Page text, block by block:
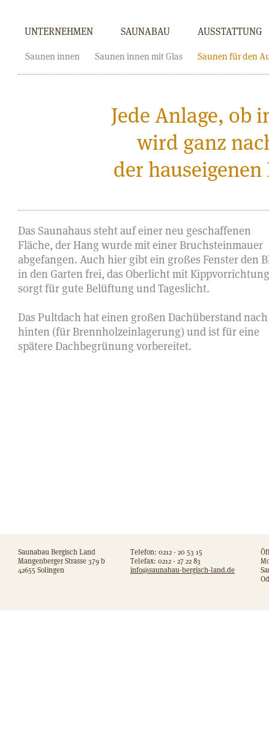
UNTERNEHMEN SAUNABAU AUSSTATTUNG
Saunen innen Saunen innen mit Glas Saunen für den
Jede Anlage, ob
wird ganz
der
Das Saunahaus steht auf einer neu geschaffenen
Fläche, der Hang wurde mit einer Bruchsteinmauer
abgefangen. Auch hier gibt ein großes Fenster den
in den Garten frei, das Oberlicht mit Kippvorrichtung
sorgt für gute Belüftung und Tageslicht.
Das Pultdach hat einen großen Dachüberstand nach
hinten (für Brennholzeinlagerung) und ist für eine
spätere Dachbegrünung vorbereitet.
Saunabau Bergisch Land
Mangenberger Strasse 379 b
42655 Solingen
Telefon: 0212 - 20 53 15
Telefax: 0212 - 27 22 83
info@saunabau-bergisch-land.de